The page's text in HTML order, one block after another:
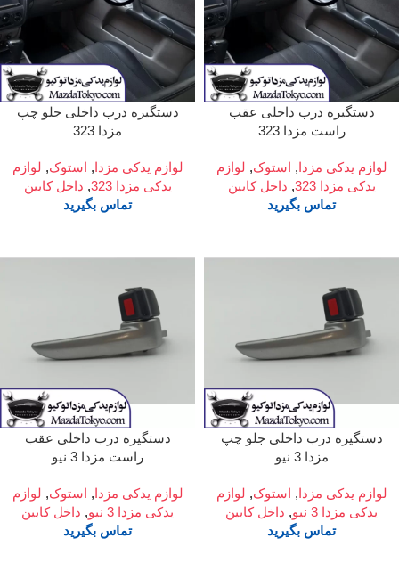
دستگیره درب داخلی عقب
راست مزدا 323
لوازم یدکی مزدا, استوک, لوازم
یدکی مزدا 323
, داخل کابین
تماس بگیرید
دستگیره درب داخلی جلو چپ
مزدا 323
لوازم یدکی مزدا, استوک, لوازم
یدکی مزدا 323
, داخل کابین
تماس بگیرید
دستگیره درب داخلی جلو چپ
مزدا 3 نیو
لوازم یدکی مزدا, استوک, لوازم
یدکی مزدا 3 نیو
, داخل کابین
تماس بگیرید
دستگیره درب داخلی عقب
راست مزدا 3 نیو
لوازم یدکی مزدا, استوک, لوازم
یدکی مزدا 3 نیو
, داخل کابین
تماس بگیرید